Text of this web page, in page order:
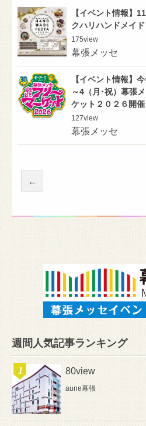
【イベント情報】
クハリハンドメイ
175view
幕張メッセ
【イベント情報】
～4（月･祝）幕張
ケット２０２６開催
127view
幕張メッセ
←
週間人気記事ランキング
80view
aune幕張